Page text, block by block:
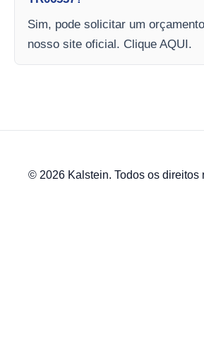
Sim, pode solicitar um
nosso site oficial. Clique AQUI.
© 2026 Kalstein. Todos os direitos